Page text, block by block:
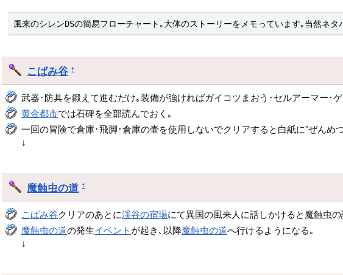
風来のシレンDSの簡易フローチャート｡大体のストーリーをメモっています｡当然ネ
こばみ谷 †
武器･防具を鍛えて進むだけ｡装備が強ければガイコツまおう･セルアーマー･
黄金都市では石碑を全部読んでおく｡
一回の冒険で倉庫･飛脚･倉庫の壷を使用しないでクリアすると白紙に"ぜんめ
↓
魔蝕虫の道 †
こばみ谷クリアのあとに渓谷の宿場にて異国の風来人に話しかけると魔蝕虫
魔蝕虫の道の発生イベント が起き､以降魔蝕虫の道へ行けるようになる｡
↓